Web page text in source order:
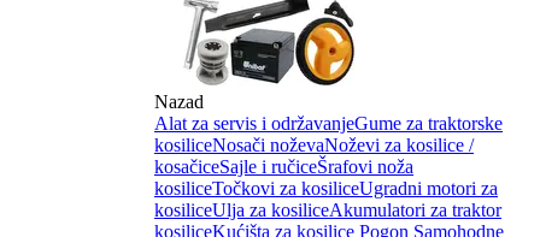
Nazad
Alat za servis i održavanjeGume za traktorske
kosiliceNosači noževaNoževi za kosilice /
kosačiceSajle i ručiceŠrafovi noža
kosiliceTočkovi za kosiliceUgradni motori za
kosiliceUlja za kosiliceAkumulatori za traktor
kosiliceKućišta za kosilice Pogon Samohodne